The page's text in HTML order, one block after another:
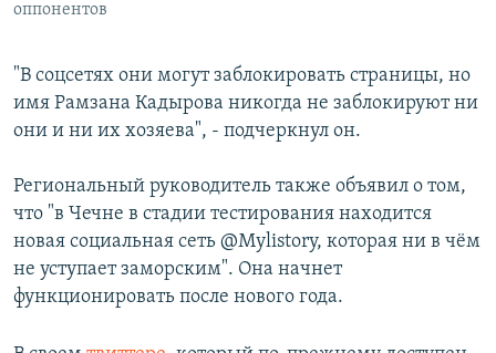
оппонентов
"В соцсетях они могут заблокировать страницы, но
имя Рамзана Кадырова никогда не заблокируют ни
они и ни их хозяева", - подчеркнул он.
Региональный руководитель также объявил о том,
что "в Чечне в стадии тестирования находится
новая социальная сеть @Mylistory, которая ни в чём
не уступает заморским". Она начнет
функционировать после нового года.